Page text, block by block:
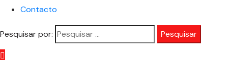
Contacto
Pesquisar por: